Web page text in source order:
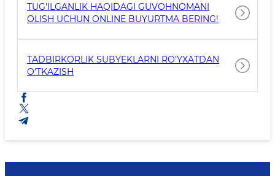
TUG'ILGANLIK HAQIDAGI GUVOHNOMANI
OLISH UCHUN ONLINE BUYURTMA BERING!
TADBIRKORLIK SUBYEKLARNI RO'YXATDAN
O'TKAZISH